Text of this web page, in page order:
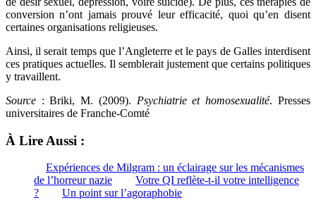
conversion n’ont jamais prouvé leur efficacité, quoi qu’en disent
certaines organisations religieuses.
Ainsi, il serait temps que l’Angleterre et le pays de Galles interdisent
ces pratiques actuelles. Il semblerait justement que certains politiques
y travaillent.
Source : Briki, M. (2009). Psychiatrie et homosexualité. Presses
universitaires de Franche-Comté
À Lire Aussi :
Expériences de Milgram : un éclairage sur les mécanismes
de l’horreur nazie
Votre QI reflète-t-il votre intelligence
?
Un point sur l’agoraphobie